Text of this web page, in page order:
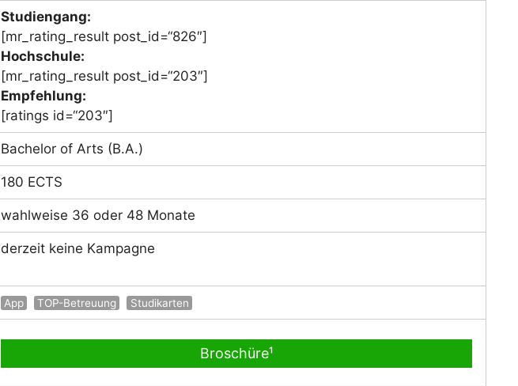
Studiengang:
[mr_rating_result post_id=“826″]
Hochschule:
[mr_rating_result post_id=“203″]
Empfehlung:
[ratings id=“203″]
Bachelor of Arts (B.A.)
180 ECTS
wahlweise 36 oder 48 Monate
derzeit keine Kampagne
App TOP-Betreuung Studikarten
Broschüre¹